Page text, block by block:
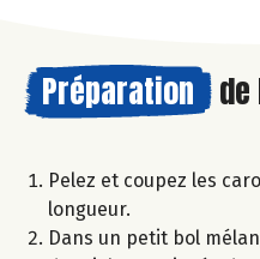
Préparation
Pelez et coupez les
longueur.
Dans un petit bol